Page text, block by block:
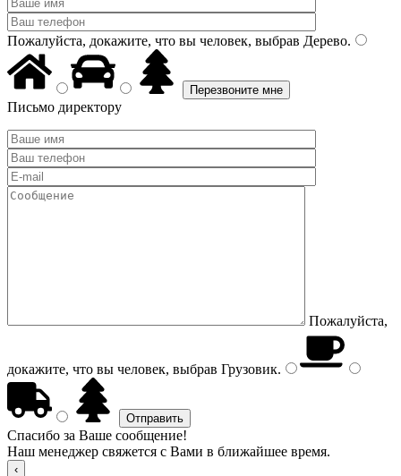
Пожалуйста, докажите, что вы человек, выбрав Дерево.
Письмо директору
Пожалуйста,
докажите, что вы человек, выбрав Грузовик.
Спасибо за Ваше сообщение!
Наш менеджер свяжется с Вами в ближайшее время.